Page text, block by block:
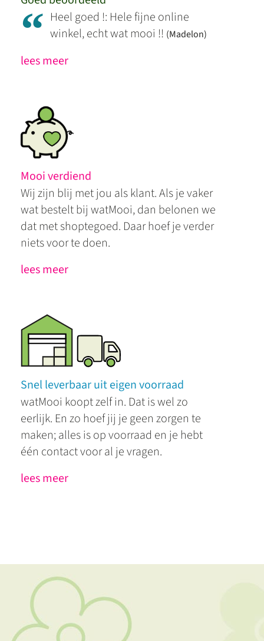
“ Heel goed !: Hele fijne online
winkel, echt wat mooi !! (Madelon)
lees meer
Mooi verdiend
Wij zijn blij met jou als klant. Als je vaker
wat bestelt bij watMooi, dan belonen we
dat met shoptegoed. Daar hoef je verder
niets voor te doen.
lees meer
Snel leverbaar uit eigen voorraad
watMooi koopt zelf in. Dat is wel zo
eerlijk. En zo hoef jij je geen zorgen te
maken; alles is op voorraad en je hebt
één contact voor al je vragen.
lees meer